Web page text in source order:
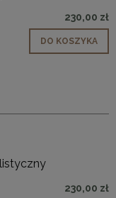
230,00 zł
DO KOSZYKA
230,00 zł